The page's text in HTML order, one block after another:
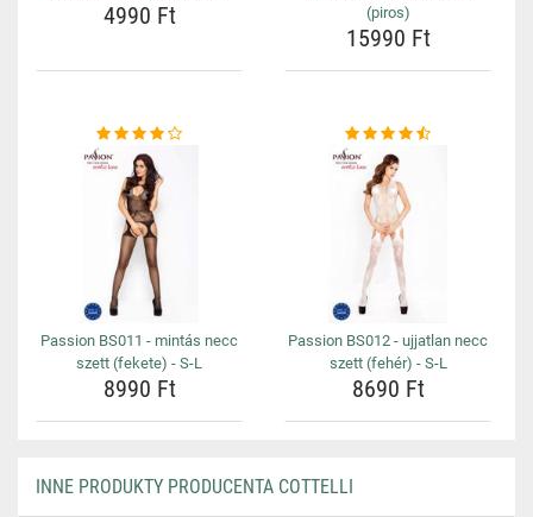
4990 Ft
(piros)
15990 Ft
Passion BS011 - mintás necc
szett (fekete) - S-L
8990 Ft
Passion BS012 - ujjatlan necc
szett (fehér) - S-L
8690 Ft
INNE PRODUKTY PRODUCENTA COTTELLI